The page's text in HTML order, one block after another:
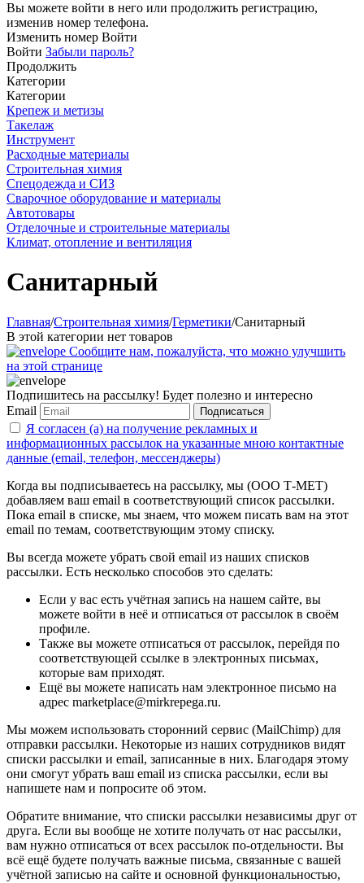
Вы можете войти в него или продолжить регистрацию,
изменив номер телефона.
Изменить номер Войти
Войти Забыли пароль?
Продолжить
Категории
Категории
Крепеж и метизы
Такелаж
Инструмент
Расходные материалы
Строительная химия
Спецодежда и СИЗ
Сварочное оборудование и материалы
Автотовары
Отделочные и строительные материалы
Климат, отопление и вентиляция
Санитарный
Главная/Строительная химия/Герметики/Санитарный
В этой категории нет товаров
Сообщите нам, пожалуйста, что можно улучшить
на этой странице
Подпишитесь на рассылку! Будет полезно и интересно
Email
Подписаться
Я согласен (а) на получение рекламных и
информационных рассылок на указанные мною контактные
данные (email, телефон, мессенджеры)
Когда вы подписываетесь на рассылку, мы (ООО Т-МЕТ)
добавляем ваш email в соответствующий список рассылки.
Пока email в списке, мы знаем, что можем писать вам на этот
email по темам, соответствующим этому списку.
Вы всегда можете убрать свой email из наших списков
рассылки. Есть несколько способов это сделать:
Если у вас есть учётная запись на нашем сайте, вы
можете войти в неё и отписаться от рассылок в своём
профиле.
Также вы можете отписаться от рассылок, перейдя по
соответствующей ссылке в электронных письмах,
которые вам приходят.
Ещё вы можете написать нам электронное письмо на
адрес marketplace@mirkrepega.ru.
Мы можем использовать сторонний сервис (MailChimp) для
отправки рассылки. Некоторые из наших сотрудников видят
списки рассылки и email, записанные в них. Благодаря этому
они смогут убрать ваш email из списка рассылки, если вы
напишете нам и попросите об этом.
Обратите внимание, что списки рассылки независимы друг от
друга. Если вы вообще не хотите получать от нас рассылки,
вам нужно отписаться от всех рассылок по-отдельности. Вы
всё ещё будете получать важные письма, связанные с вашей
учётной записью на сайте и основной функциональностью,